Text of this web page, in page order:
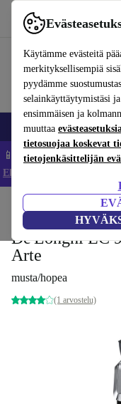
Käytämme evästeitä
merkityksellisempiä
pyydämme
selainkäyttäytymistäsi
ensimmäisen ja
muuttaa
tietosuojaa koskevat
tietojenkäsittelijän
Käytä refurbed-palvelua
Matkapuhelimet ja
📱 Säästä 5 % LISÄÄ
Ehdot ja säännöt
De'Longhi EC
Arte
musta/hopea
(1 arvostelu)